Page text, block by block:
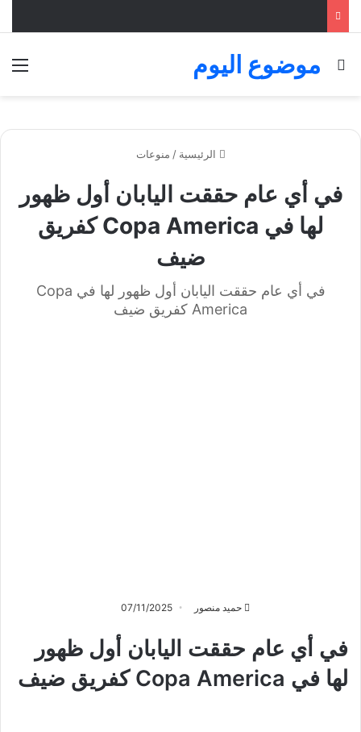
موضوع اليوم
بحث عن
الرئيسية / منوعات
في أي عام حققت اليابان أول ظهور
لها في Copa America كفريق
ضيف
في أي عام حققت اليابان أول ظهور لها في Copa
America كفريق ضيف
حميد منصور 07/11/2025
في أي عام حققت اليابان أول ظهور
لها في Copa America كفريق ضيف